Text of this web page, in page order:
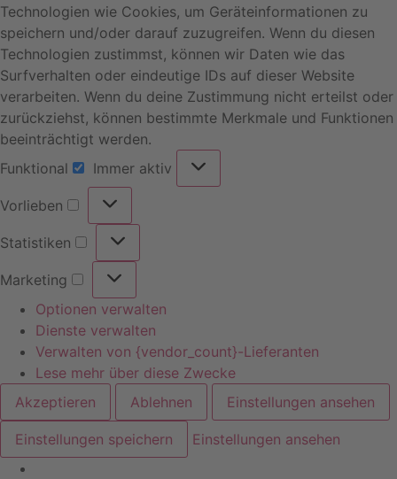
Technologien wie Cookies, um Geräteinformationen zu
speichern und/oder darauf zuzugreifen. Wenn du diesen
Technologien zustimmst, können wir Daten wie das
Surfverhalten oder eindeutige IDs auf dieser Website
verarbeiten. Wenn du deine Zustimmung nicht erteilst oder
zurückziehst, können bestimmte Merkmale und Funktionen
beeinträchtigt werden.
Funktional
Immer aktiv
Vorlieben
Statistiken
Marketing
Optionen verwalten
Dienste verwalten
Verwalten von {vendor_count}-Lieferanten
Lese mehr über diese Zwecke
Akzeptieren
Ablehnen Einstellungen ansehen
Einstellungen speichern Einstellungen ansehen